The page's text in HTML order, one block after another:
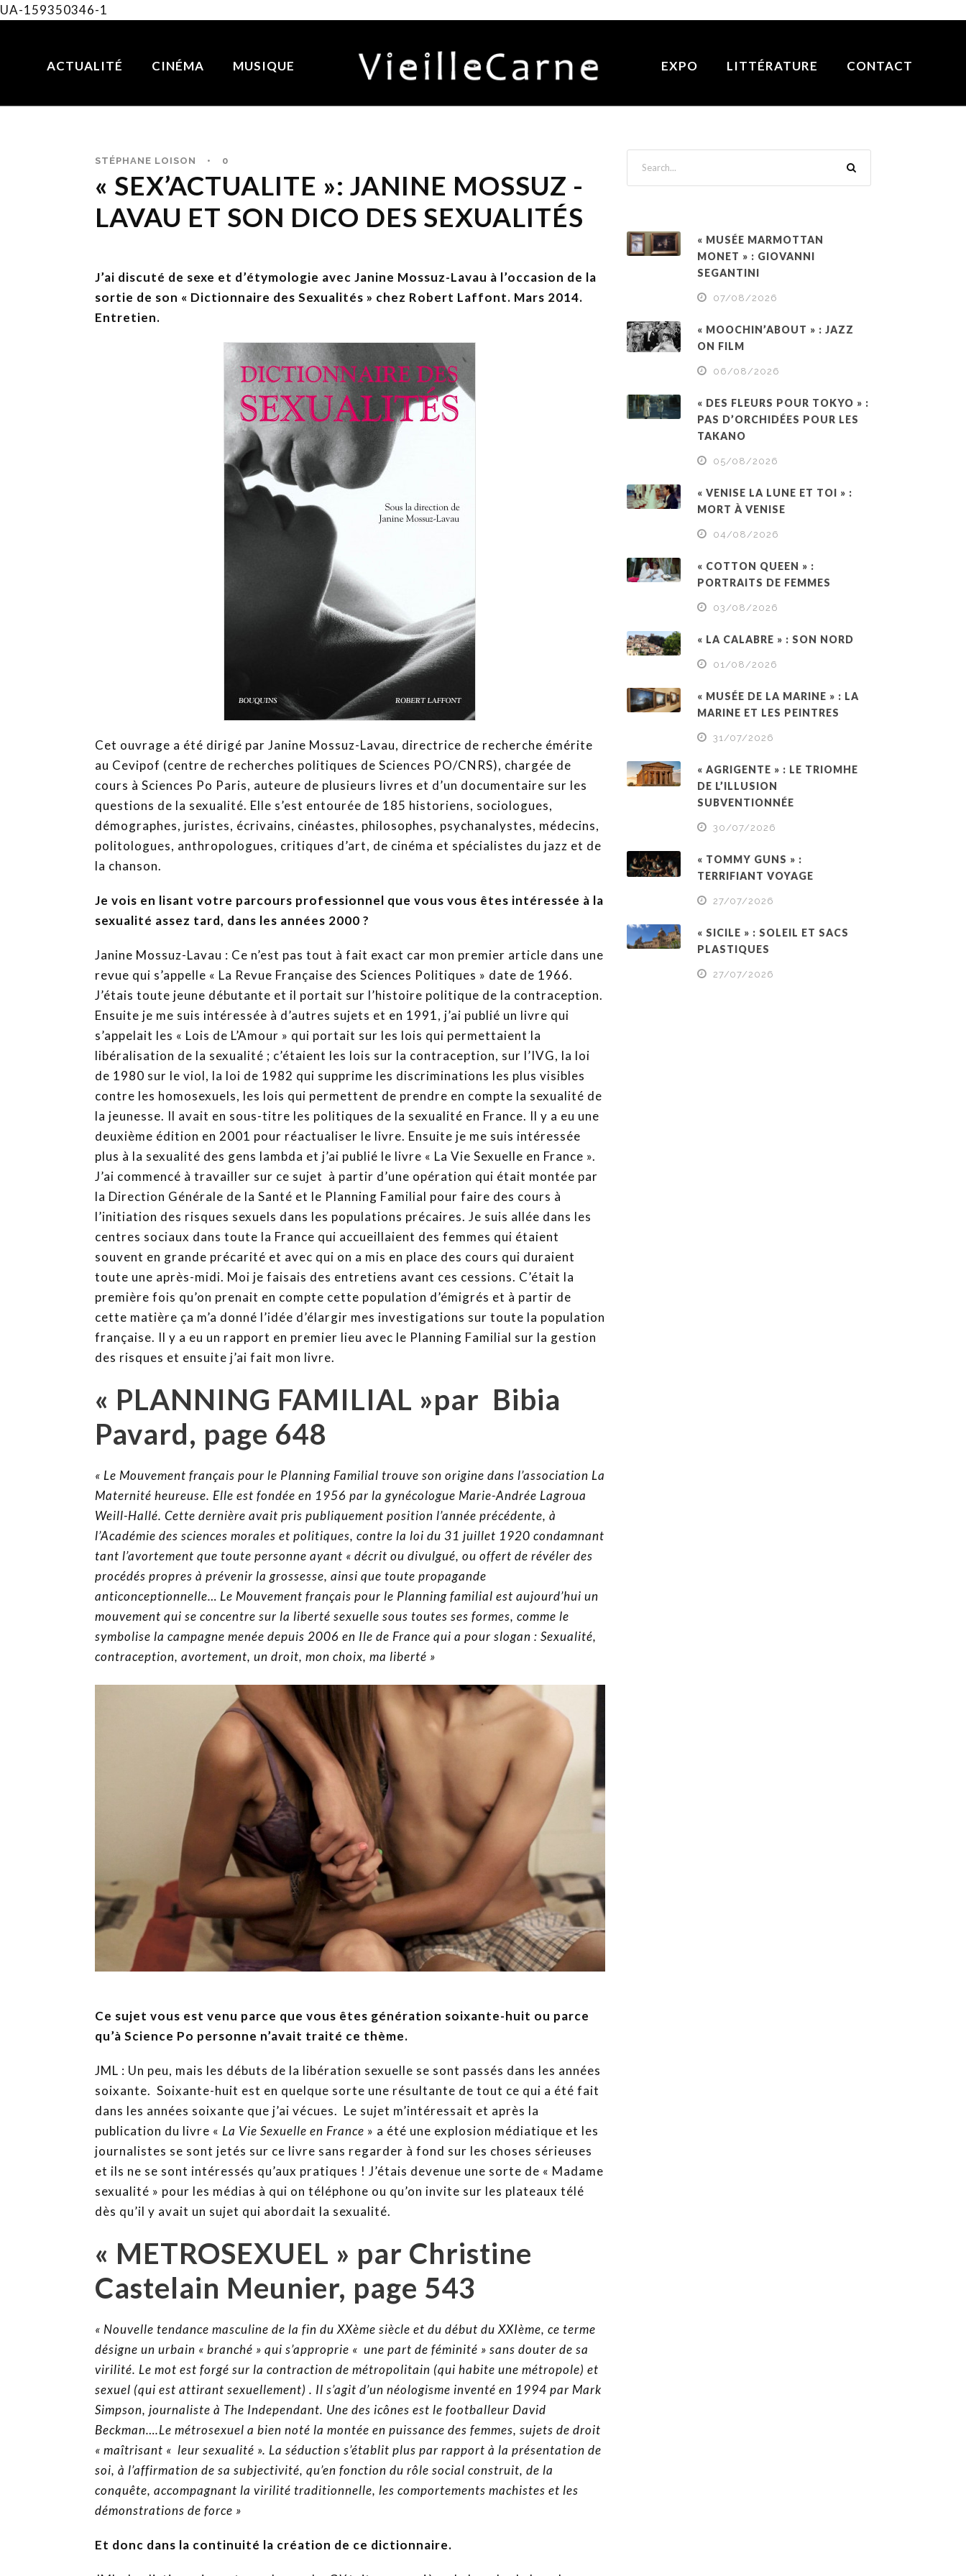
UA-159350346-1
ACTUALITÉ CINÉMA MUSIQUE EXPO LITTÉRATURE CONTACT
STÉPHANE LOISON • 0
« SEX’ACTUALITE »: JANINE MOSSUZ -
LAVAU ET SON DICO DES SEXUALITÉS
J’ai discuté de sexe et d’étymologie avec Janine Mossuz-Lavau à l’occasion de la
sortie de son « Dictionnaire des Sexualités » chez Robert Laffont. Mars 2014.
Entretien.
Cet ouvrage a été dirigé par Janine Mossuz-Lavau, directrice de recherche émérite
au Cevipof (centre de recherches politiques de Sciences PO/CNRS), chargée de
cours à Sciences Po Paris, auteure de plusieurs livres et d’un documentaire sur les
questions de la sexualité. Elle s’est entourée de 185 historiens, sociologues,
démographes, juristes, écrivains, cinéastes, philosophes, psychanalystes, médecins,
politologues, anthropologues, critiques d’art, de cinéma et spécialistes du jazz et de
la chanson.
Je vois en lisant votre parcours professionnel que vous vous êtes intéressée à la
sexualité assez tard, dans les années 2000 ?
Janine Mossuz-Lavau : Ce n’est pas tout à fait exact car mon premier article dans une
revue qui s’appelle « La Revue Française des Sciences Politiques » date de 1966.
J’étais toute jeune débutante et il portait sur l’histoire politique de la contraception.
Ensuite je me suis intéressée à d’autres sujets et en 1991, j’ai publié un livre qui
s’appelait les « Lois de L’Amour » qui portait sur les lois qui permettaient la
libéralisation de la sexualité ; c’étaient les lois sur la contraception, sur l’IVG, la loi
de 1980 sur le viol, la loi de 1982 qui supprime les discriminations les plus visibles
contre les homosexuels, les lois qui permettent de prendre en compte la sexualité de
la jeunesse. Il avait en sous-titre les politiques de la sexualité en France. Il y a eu une
deuxième édition en 2001 pour réactualiser le livre. Ensuite je me suis intéressée
plus à la sexualité des gens lambda et j’ai publié le livre « La Vie Sexuelle en France ».
J’ai commencé à travailler sur ce sujet à partir d’une opération qui était montée par
la Direction Générale de la Santé et le Planning Familial pour faire des cours à
l’initiation des risques sexuels dans les populations précaires. Je suis allée dans les
centres sociaux dans toute la France qui accueillaient des femmes qui étaient
souvent en grande précarité et avec qui on a mis en place des cours qui duraient
toute une après-midi. Moi je faisais des entretiens avant ces cessions. C’était la
première fois qu’on prenait en compte cette population d’émigrés et à partir de
cette matière ça m’a donné l’idée d’élargir mes investigations sur toute la population
française. Il y a eu un rapport en premier lieu avec le Planning Familial sur la gestion
des risques et ensuite j’ai fait mon livre.
« PLANNING FAMILIAL »par Bibia
Pavard, page 648
« Le Mouvement français pour le Planning Familial trouve son origine dans l’association La
Maternité heureuse. Elle est fondée en 1956 par la gynécologue Marie-Andrée Lagroua
Weill-Hallé. Cette dernière avait pris publiquement position l’année précédente, à
l’Académie des sciences morales et politiques, contre la loi du 31 juillet 1920 condamnant
tant l’avortement que toute personne ayant « décrit ou divulgué, ou offert de révéler des
procédés propres à prévenir la grossesse, ainsi que toute propagande
anticonceptionnelle… Le Mouvement français pour le Planning familial est aujourd’hui un
mouvement qui se concentre sur la liberté sexuelle sous toutes ses formes, comme le
symbolise la campagne menée depuis 2006 en Ile de France qui a pour slogan : Sexualité,
contraception, avortement, un droit, mon choix, ma liberté »
Ce sujet vous est venu parce que vous êtes génération soixante-huit ou parce
qu’à Science Po personne n’avait traité ce thème.
JML : Un peu, mais les débuts de la libération sexuelle se sont passés dans les années
soixante. Soixante-huit est en quelque sorte une résultante de tout ce qui a été fait
dans les années soixante que j’ai vécues. Le sujet m’intéressait et après la
publication du livre « La Vie Sexuelle en France » a été une explosion médiatique et les
journalistes se sont jetés sur ce livre sans regarder à fond sur les choses sérieuses
et ils ne se sont intéressés qu’aux pratiques ! J’étais devenue une sorte de « Madame
sexualité » pour les médias à qui on téléphone ou qu’on invite sur les plateaux télé
dès qu’il y avait un sujet qui abordait la sexualité.
« METROSEXUEL » par Christine
Castelain Meunier, page 543
« Nouvelle tendance masculine de la fin du XXème siècle et du début du XXIème, ce terme
désigne un urbain « branché » qui s’approprie « une part de féminité » sans douter de sa
virilité. Le mot est forgé sur la contraction de métropolitain (qui habite une métropole) et
sexuel (qui est attirant sexuellement) . Il s’agit d’un néologisme inventé en 1994 par Mark
Simpson, journaliste à The Independant. Une des icônes est le footballeur David
Beckman….Le métrosexuel a bien noté la montée en puissance des femmes, sujets de droit
« maîtrisant « leur sexualité ». La séduction s’établit plus par rapport à la présentation de
soi, à l’affirmation de sa subjectivité, qu’en fonction du rôle social construit, de la
conquête, accompagnant la virilité traditionnelle, les comportements machistes et les
démonstrations de force »
Et donc dans la continuité la création de ce dictionnaire.
« MUSÉE MARMOTTAN
MONET » : GIOVANNI
SEGANTINI
07/08/2026
« MOOCHIN’ABOUT » : JAZZ
ON FILM
06/08/2026
« DES FLEURS POUR TOKYO » :
PAS D’ORCHIDÉES POUR LES
TAKANO
05/08/2026
« VENISE LA LUNE ET TOI » :
MORT À VENISE
04/08/2026
« COTTON QUEEN » :
PORTRAITS DE FEMMES
03/08/2026
« LA CALABRE » : SON NORD
01/08/2026
« MUSÉE DE LA MARINE » : LA
MARINE ET LES PEINTRES
31/07/2026
« AGRIGENTE » : LE TRIOMHE
DE L’ILLUSION
SUBVENTIONNÉE
30/07/2026
« TOMMY GUNS » :
TERRIFIANT VOYAGE
27/07/2026
« SICILE » : SOLEIL ET SACS
PLASTIQUES
27/07/2026